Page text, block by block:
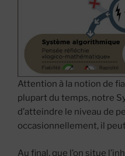
Attention à la notion de
plupart du temps, notre
d’atteindre le niveau de
occasionnellement, il
Au final, que l’on situe